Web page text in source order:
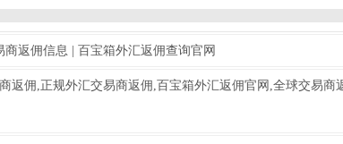
返佣信息 | 百宝箱外汇返佣查询官网
返佣,正规外汇交易商返佣,百宝箱外汇返佣官网,全球交易